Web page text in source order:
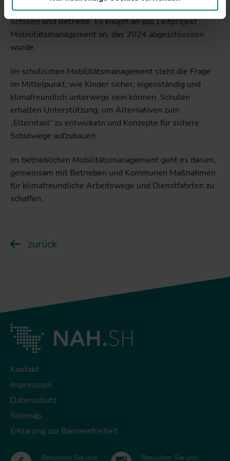
Das Kompetenzcentrum richtet sich insbesondere an
Schulen und Betriebe. Es knüpft an das Leitprojekt
Mobilitätsmanagement an, das 2024 abgeschlossen
wurde.
Im schulischen Mobilitätsmanagement steht die Frage
im Mittelpunkt, wie Kinder sicher, eigenständig und
klimafreundlich unterwegs sein können. Schulen
erhalten Unterstützung, um Alternativen zum
„Elterntaxi“ zu entwickeln und Konzepte für sichere
Schulwege aufzubauen.
Im betrieblichen Mobilitätsmanagement geht es darum,
gemeinsam mit Betrieben und Kommunen Maßnahmen
für klimafreundliche Arbeitswege und Dienstfahrten zu
schaffen.
zurück
Kontakt
Impressum
Datenschutz
Sitemap
Erklärung zur Barrierefreiheit
Besuchen Sie uns Besuchen Sie uns